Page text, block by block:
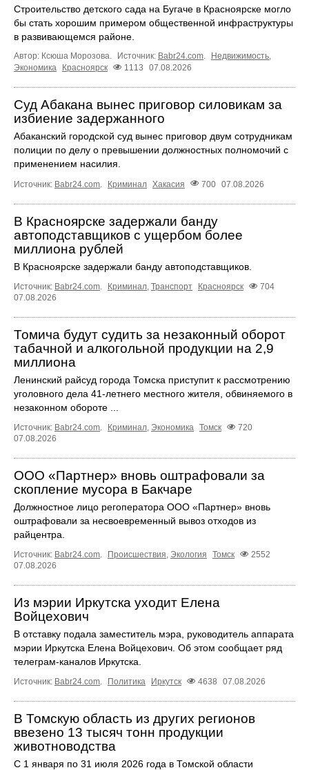
Строительство детского сада на Бугаче в Красноярске могло
бы стать хорошим примером общественной инфраструктуры
в развивающемся районе.
Автор: Ксюша Морозова. Источник: Babr24.com. Недвижимость,
Экономика
Красноярск 1113 07.08.2026
Суд Абакана вынес приговор силовикам за
избиение задержанного
Абаканский городской суд вынес приговор двум сотрудникам
полиции по делу о превышении должностных полномочий с
применением насилия.
Источник: Babr24.com Криминал Хакасия 700 07.08.2026
В Красноярске задержали банду
автоподставщиков с ущербом более
миллиона рублей
В Красноярске задержали банду автоподставщиков.
Источник: Babr24.com Криминал Транспорт Красноярск
704
07.08.2026
Томича будут судить за незаконный оборот
табачной и алкогольной продукции на 2,9
миллиона
Ленинский райсуд города Томска приступит к рассмотрению
уголовного дела 41-летнего местного жителя, обвиняемого в
незаконном обороте ...
Источник: Babr24.com Криминал Экономика Томск
720
07.08.2026
ООО «Партнер» вновь оштрафовали за
скопление мусора в Бакчаре
Должностное лицо регоператора ООО «Партнер» вновь
оштрафовали за несвоевременный вывоз отходов из
райцентра.
Источник: Babr24.com. Происшествия, Экология Томск
2552
07.08.2026
Из мэрии Иркутска уходит Елена
Войцехович
В отставку подала заместитель мэра, руководитель аппарата
мэрии Иркутска Елена Войцехович. Об этом сообщает ряд
телеграм‑каналов Иркутска.
Источник: Babr24.com. Политика Иркутск 4638 07.08.2026
В Томскую область из других регионов
ввезено 13 тысяч тонн продукции
животноводства
С 1 января по 31 июля 2026 года в Томской области